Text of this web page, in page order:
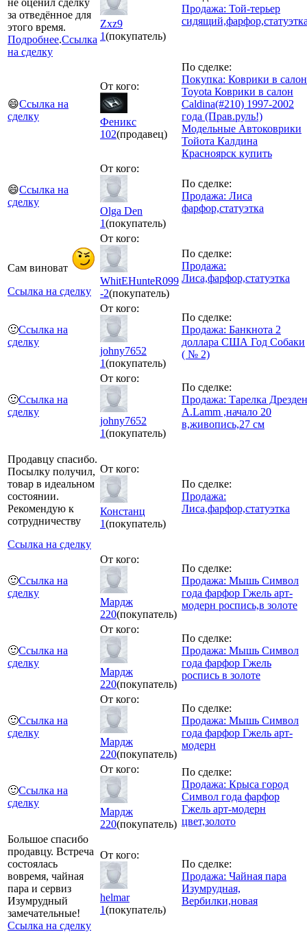
за отведённое для
этого время.
Подробнее.Ссылка
на сделку
Zxz9
1(покупатель)
Продажа: Той-терьер
😄Ссылка на
сделку
От кого:
Фeникс
102(продавец)
По сделке:
Покупка: Коврики в салон
Toyota Коврики в салон
Caldina(#210) 1997-2002
года (Прав.руль!)
Модельные Автоковрики
Тойота Калдина
Красноярск купить
😄Ссылка на
сделку
От кого:
Olga Den
1(покупатель)
По сделке:
Продажа: Лиса
фарфор,статуэтка
Сам виноват
Ссылка на сделку
От кого:
WhitEHunteR099
-2(покупатель)
По сделке:
Продажа:
Лиса,фарфор,статуэтка
🙂Ссылка на
сделку
От кого:
johny7652
1(покупатель)
По сделке:
Продажа: Банкнота 2
доллара США Год Собаки
( № 2)
🙂Ссылка на
сделку
От кого:
johny7652
1(покупатель)
По сделке:
Продажа: Тарелка Дрезден
A.Lamm ,начало 20
в,живопись,27 см
Продавцу спасибо.
Посылку получил,
товар в идеальном
состоянии.
Рекомендую к
сотрудничеству
Ссылка на сделку
От кого:
Констанц
1(покупатель)
По сделке:
Продажа:
Лиса,фарфор,статуэтка
🙂Ссылка на
сделку
От кого:
Мардж
220(покупатель)
По сделке:
Продажа: Мышь Символ
года фарфор Гжель арт-
модерн роспись,в золоте
🙂Ссылка на
сделку
От кого:
Мардж
220(покупатель)
По сделке:
Продажа: Мышь Символ
года фарфор Гжель
роспись в золоте
🙂Ссылка на
сделку
От кого:
Мардж
220(покупатель)
По сделке:
Продажа: Мышь Символ
года фарфор Гжель арт-
модерн
🙂Ссылка на
сделку
От кого:
Мардж
220(покупатель)
По сделке:
Продажа: Крыса город
Символ года фарфор
Гжель арт-модерн
цвет,золото
Большое спасибо
продавцу. Встреча
состоялась
вовремя, чайная
пара и сервиз
Изумрудный
замечательные!
Ссылка на сделку
От кого:
helmar
1(покупатель)
По сделке:
Продажа: Чайная пара
Изумрудная,
Вербилки,новая